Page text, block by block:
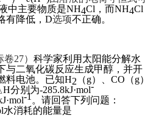
中主要物质是NH4Cl，而NH4Cl
有降低，D选项不正确。
27） 科学家利用太阳能分解水
与二氧化碳反应生成甲醇，并开
料电池。已知H2 （g）、CO（g）
分别为-285.8kJ·mol-
-1。请回答下列问题：
水消耗的能量是